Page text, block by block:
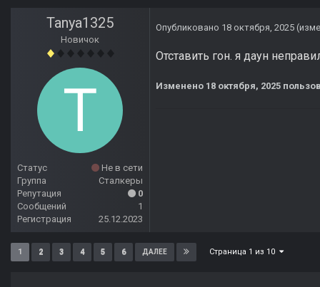
Tanya1325
Новичок
Статус
Не в сети
Группа
Сталкеры
Репутация
0
Сообщений
1
Регистрация
25.12.2023
Опубликовано 18 октября, 2025
Отставить гон. я даун
Изменено 18 октября, 2025
1 2 3 4 5 6 ДАЛЕЕ Страница 1 из 10